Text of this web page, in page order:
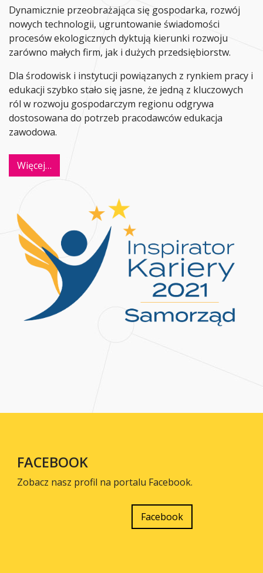
Dynamicznie przeobrażająca się gospodarka, rozwój
nowych technologii, ugruntowanie świadomości
procesów ekologicznych dyktują kierunki rozwoju
zarówno małych firm, jak i dużych przedsiębiorstw.
Dla środowisk i instytucji powiązanych z rynkiem pracy i
edukacji szybko stało się jasne, że jedną z kluczowych
ról w rozwoju gospodarczym regionu odgrywa
dostosowana do potrzeb pracodawców edukacja
zawodowa.
Więcej…
FACEBOOK
Zobacz nasz profil na portalu Facebook.
Facebook